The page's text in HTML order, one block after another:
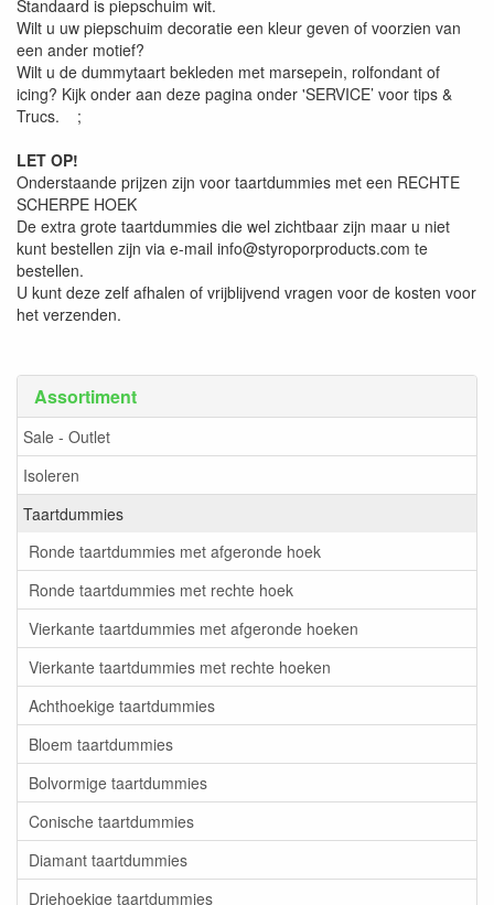
Assortiment
Sale - Outlet
Isoleren
Taartdummies
Ronde taartdummies met afgeronde hoek
Ronde taartdummies met rechte hoek
Vierkante taartdummies met afgeronde hoeken
Vierkante taartdummies met rechte hoeken
Achthoekige taartdummies
Bloem taartdummies
Bolvormige taartdummies
Conische taartdummies
Diamant taartdummies
Driehoekige taartdummies
Standaard is piepschuim wit.
Wilt u uw piepschuim decoratie een kleur geven of voorzien van
een ander motief?
Wilt u de dummytaart bekleden met marsepein, rolfondant of
icing? Kijk onder aan deze pagina onder 'SERVICE’ voor tips &
Trucs. ;
LET OP!
Onderstaande prijzen zijn voor taartdummies met een RECHTE
SCHERPE HOEK
De extra grote taartdummies die wel zichtbaar zijn maar u niet
kunt bestellen zijn via e-mail info@styroporproducts.com te
bestellen.
U kunt deze zelf afhalen of vrijblijvend vragen voor de kosten voor
het verzenden.